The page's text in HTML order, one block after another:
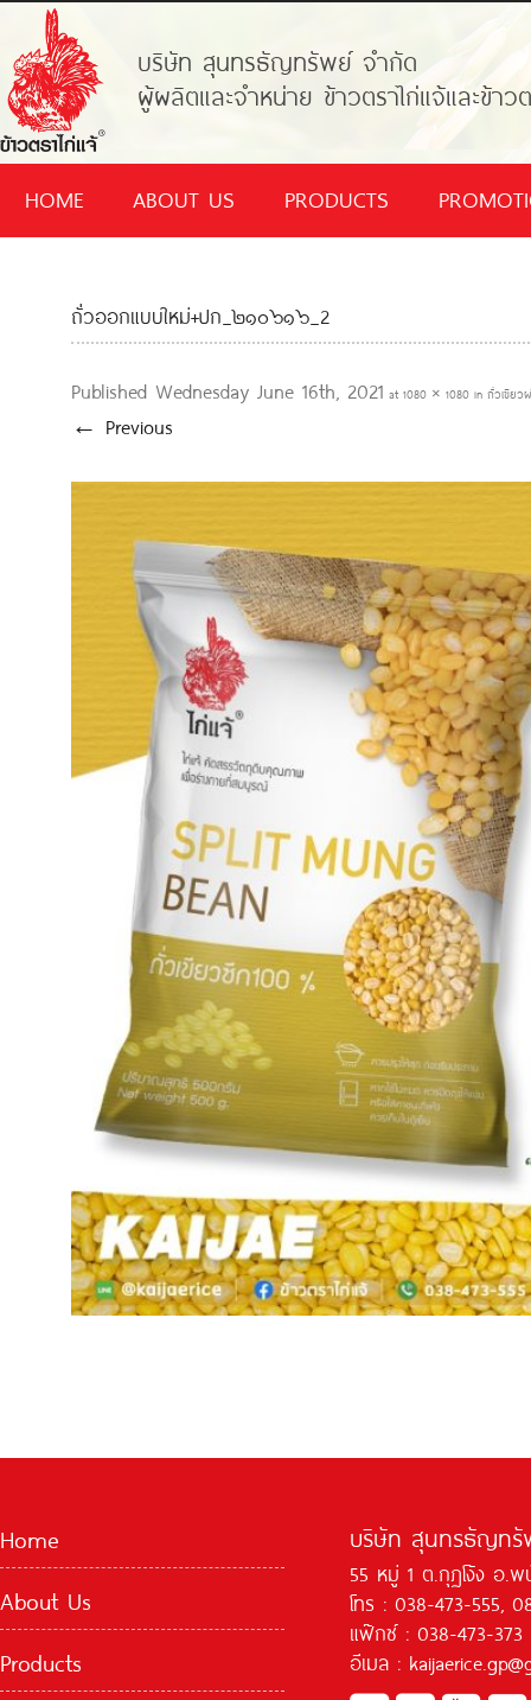
บริษัท สุนทรธัญทรัพย์ จำกัด
ผู้ผลิตและจำหน่าย ข้าวตราไก่แจ้และข้าวต
HOME ABOUT US PRODUCTS
ถั่วออกแบบใหม่+ปก_๒๑๐๖๑๖_2
Published Wednesday June 16th, 2021 at 1080 × 1080 in ถั่วเขียว
← Previous
Home
About Us
Products
บริษัท สุนทรธัญทรั
55 หมู่ 1 ต.กุฏโง้ง อ.
โทร : 038-473-555,
แฟ๊กซ์ : 038-473-373
อีเมล :